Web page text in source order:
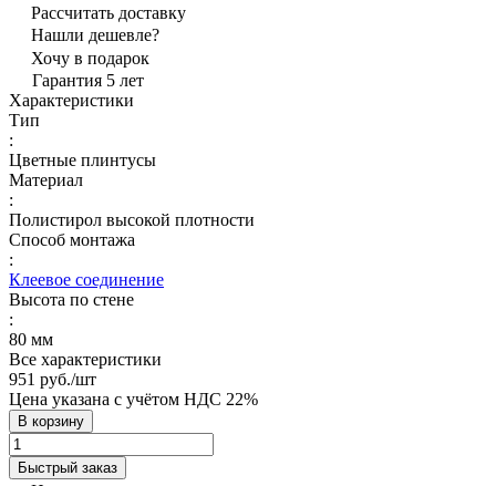
Рассчитать доставку
Нашли дешевле?
Хочу в подарок
Гарантия 5 лет
Характеристики
Тип
:
Цветные плинтусы
Материал
:
Полистирол высокой плотности
Способ монтажа
:
Клеевое соединение
Высота по стене
:
80 мм
Все характеристики
951 руб./шт
Цена указана с учётом НДС 22%
В корзину
Быстрый заказ